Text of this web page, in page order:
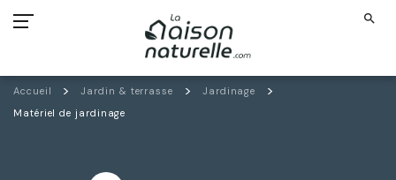
search
Accueil Jardin & terrasse
Jardinage
Matériel de jardinage